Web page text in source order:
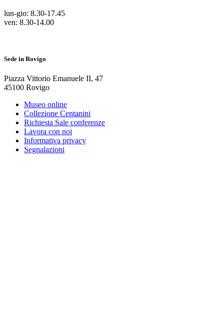
lun-gio: 8.30-17.45
ven: 8.30-14.00
Sede in Rovigo
Piazza Vittorio Emanuele II, 47
45100 Rovigo
Museo online
Collezione Centanini
Richiesta Sale conferenze
Lavora con noi
Informativa privacy
Segnalazioni